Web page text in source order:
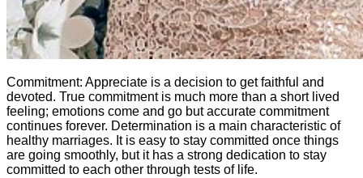
Commitment: Appreciate is a decision to get faithful and
devoted. True commitment is much more than a short lived
feeling; emotions come and go but accurate commitment
continues forever. Determination is a main characteristic of
healthy marriages. It is easy to stay committed once things
are going smoothly, but it has a strong dedication to stay
committed to each other through tests of life.